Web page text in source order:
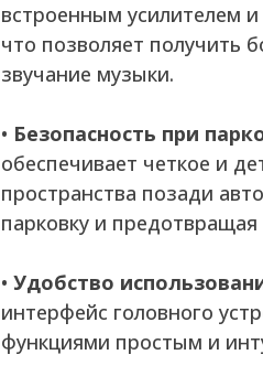
встроенным усилителем
что позволяет получить
звучание музыки.
• Безопасность при
обеспечивает четкое и
пространства позади
парковку и
• Удобство
интерфейс головного
функциями простым и